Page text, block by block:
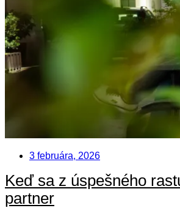
3 februára, 2026
Keď sa z úspešného
partner